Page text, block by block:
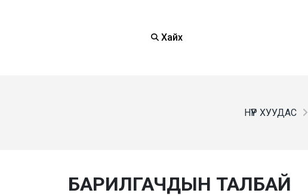
Хайх
НҮҮР ХУУДАС
БАРИЛГАЧДЫН ТАЛБАЙ